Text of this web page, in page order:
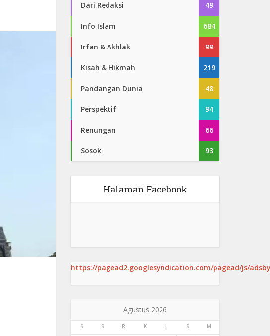
Dari Redaksi 49
Info Islam 684
Irfan & Akhlak 99
Kisah & Hikmah 219
Pandangan Dunia 48
Perspektif 94
Renungan 66
Sosok 93
Halaman Facebook
https://pagead2.googlesyndication.com/pagead/js/
Agustus 2026
S S R K J S M